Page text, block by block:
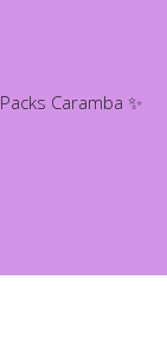
Packs Caramba ✨